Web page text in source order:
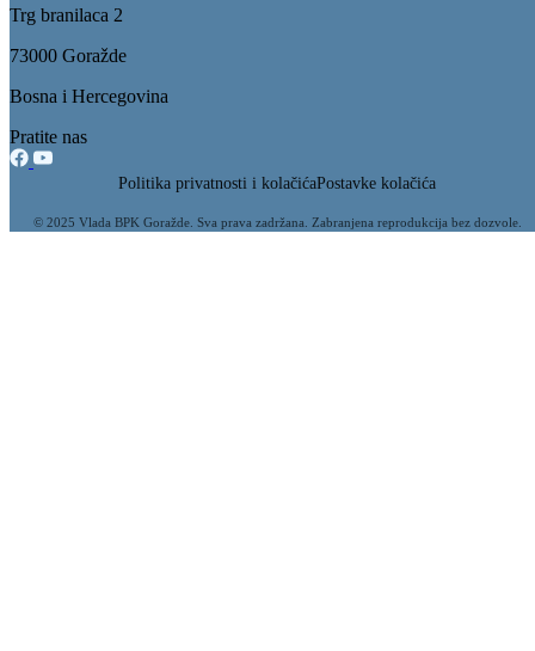
Izneseno više prijedloga za izmjene nacrta budžeta
Filtriraj rezultate po kategoriji
Vijesti (178)
Zakoni i propisi (19)